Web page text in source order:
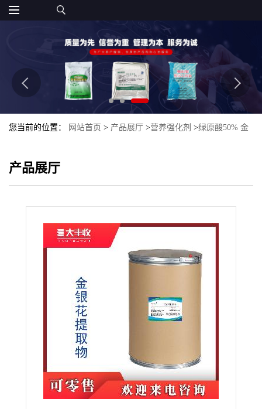
您当前的位置： 网站首页 > 产品展厅 >营养强化剂 >绿原酸50% 金
产品展厅